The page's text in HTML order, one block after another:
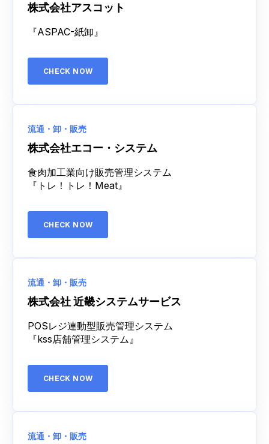
株式会社アスコット
『ASPAC-紙卸』
CHECK NOW
流通・卸・販売
株式会社エコー・システム
食肉加工業向け販売管理システム
『トレ！トレ！Meat』
CHECK NOW
流通・卸・販売
株式会社 近畿システムサービス
POSレジ連動型販売管理システム
『kss店舗管理システム』
CHECK NOW
流通・卸・販売